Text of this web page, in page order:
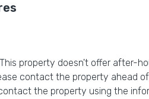
property doesn't offer after-
contact the property ahead
the property using the